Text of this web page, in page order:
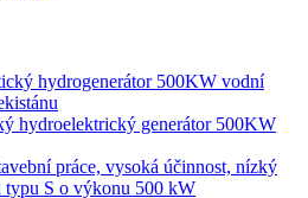
hydroelektrický generátor 500KW